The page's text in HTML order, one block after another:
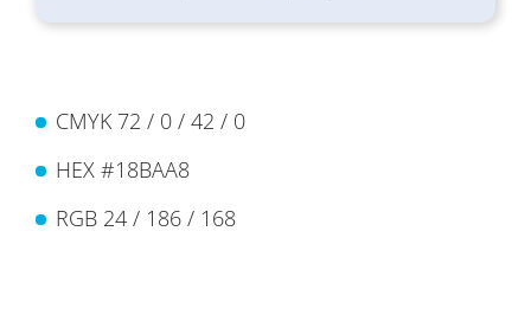
CMYK 72 / 0 / 42 / 0
HEX #18BAA8
RGB 24 / 186 / 168